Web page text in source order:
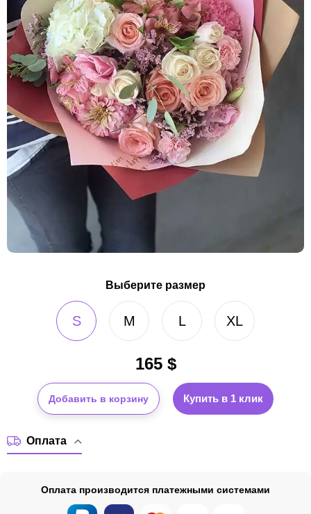
Выберите размер
S M L XL
165$
Добавить в корзину Купить в 1 клик
Оплата
Оплата производится платежными системами